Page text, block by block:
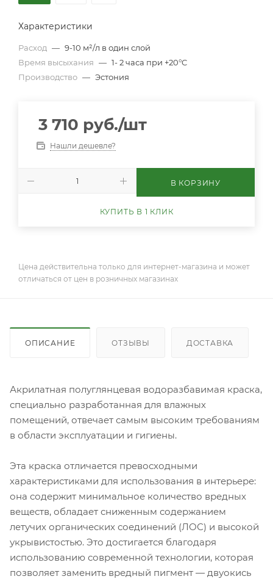
Характеристики
Расход — 9-10 м²/л в один слой
Время высыхания — 1- 2 часа при +20°C
Производство — Эстония
3 710 руб./шт
Нашли дешевле?
В КОРЗИНУ
КУПИТЬ В 1 КЛИК
Цена действительна только для интернет-магазина и может
отличаться от цен в розничных магазинах
ОПИСАНИЕ ОТЗЫВЫ ДОСТАВКА
Акрилатная полуглянцевая водоразбавимая краска,
специально разработанная для влажных
помещений, отвечает самым высоким требованиям
в области эксплуатации и гигиены.
Эта краска отличается превосходными
характеристиками для использования в интерьере:
она содержит минимальное количество вредных
веществ, обладает сниженным содержанием
летучих органических соединений (ЛОС) и высокой
укрывистостью. Это достигается благодаря
использованию современной технологии, которая
позволяет заменить вредный пигмент — двуокись